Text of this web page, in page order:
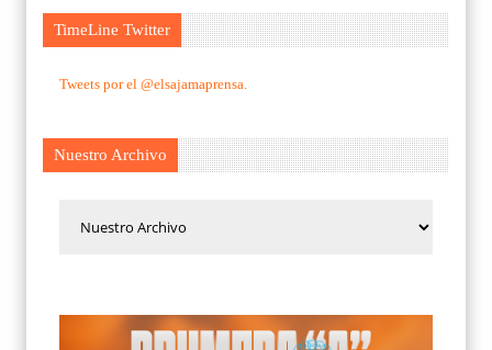
TimeLine Twitter
Tweets por el @elsajamaprensa.
Nuestro Archivo